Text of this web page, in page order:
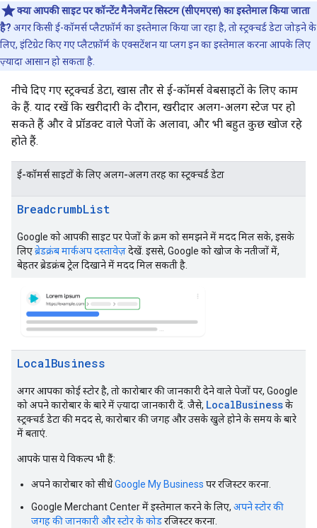
क्या आपकी साइट पर कॉन्टेंट मैनेजमेंट सिस्टम (सीएमएस) का इस्तेमाल किया जाता
है? अगर किसी ई-कॉमर्स प्लैटफ़ॉर्म का इस्तेमाल किया जा रहा है, तो स्ट्रक्चर्ड डेटा जोड़ने के
लिए, इंटिग्रेट किए गए प्लैटफ़ॉर्म के एक्सटेंशन या प्लग इन का इस्तेमाल करना आपके लिए
ज़्यादा आसान हो सकता है.
नीचे दिए गए स्ट्रक्चर्ड डेटा, खास तौर से ई-कॉमर्स वेबसाइटों के लिए काम
के हैं. याद रखें कि खरीदारी के दौरान, खरीदार अलग-अलग स्टेज पर हो
सकते हैं और वे प्रॉडक्ट वाले पेजों के अलावा, और भी बहुत कुछ खोज रहे
होते हैं.
ई-कॉमर्स साइटों के लिए अलग-अलग तरह का स्ट्रक्चर्ड डेटा
BreadcrumbList
Google को आपकी साइट पर पेजों के क्रम को समझने में मदद मिल सके, इसके
लिएब्रेडक्रंब मार्कअप दस्तावेज़देखें. इससे, Google को खोज के नतीजों में,
बेहतर ब्रेडक्रंब ट्रेल दिखाने में मदद मिल सकती है.
LocalBusiness
अगर आपका कोई स्टोर है, तो कारोबार की जानकारी देने वाले पेजों पर, Google
को अपने कारोबार के बारे में ज़्यादा जानकारी दें. जैसे, LocalBusinessके
स्ट्रक्चर्ड डेटा की मदद से, कारोबार की जगह और उसके खुले होने के समय के बारे
में बताएं.
आपके पास ये विकल्प भी हैं:
अपने कारोबार को सीधेGoogle My Business पर रजिस्टर करना.
Google Merchant Center में इस्तेमाल करने के लिए, अपने स्टोर की
जगह की जानकारी और स्टोर के कोडरजिस्टर करना.